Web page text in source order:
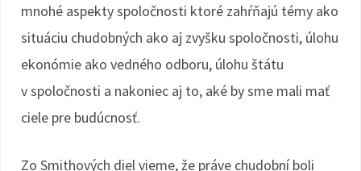
mnohé aspekty spoločnosti ktoré zahŕňajú témy ako
situáciu chudobných ako aj zvyšku spoločnosti, úlohu
ekonómie ako vedného odboru, úlohu štátu
v spoločnosti a nakoniec aj to, aké by sme mali mať
ciele pre budúcnosť.
Zo Smithových diel vieme, že práve chudobní boli